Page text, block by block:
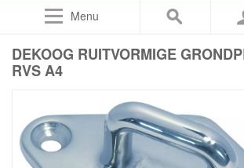
Menu
DEKOOG RUITVORMIGE
RVS A4